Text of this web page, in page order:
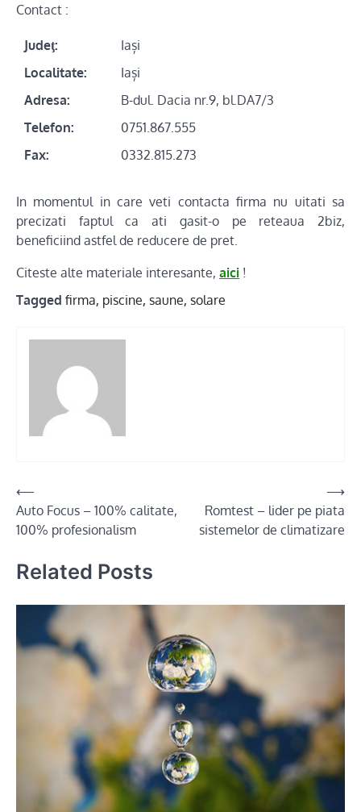
Contact :
Judeţ:
Iași
Localitate:
Iași
Adresa:
B-dul. Dacia nr.9, bl.DA7/3
Telefon:
0751.867.555
Fax:
0332.815.273
In momentul in care veti contacta firma nu uitati sa
precizati faptul ca ati gasit-o pe reteaua 2biz,
beneficiind astfel de reducere de pret.
Citeste alte materiale interesante, aici !
Tagged firma, piscine, saune, solare
Post
navigation
⟵
Auto Focus – 100% calitate,
100% profesionalism
Romtest – lider pe piata
sistemelor de climatizare
⟶
Related Posts